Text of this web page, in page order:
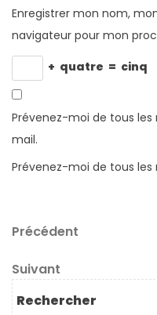
Enregistrer mon nom,
navigateur pour mon
+ quatre = cinq
Prévenez-moi de tous
mail.
Prévenez-moi de tous
Navigation
de
l’article
Article
Précédent
Article
suivant
Suivant
Rechercher